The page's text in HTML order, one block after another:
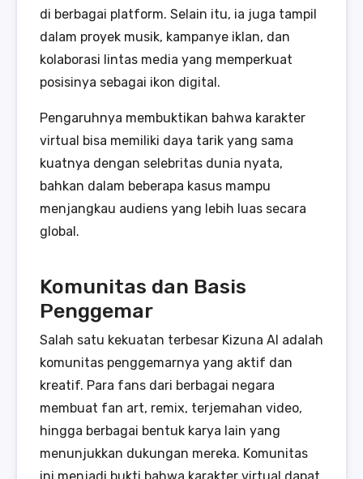
di berbagai platform. Selain itu, ia juga tampil
dalam proyek musik, kampanye iklan, dan
kolaborasi lintas media yang memperkuat
posisinya sebagai ikon digital.
Pengaruhnya membuktikan bahwa karakter
virtual bisa memiliki daya tarik yang sama
kuatnya dengan selebritas dunia nyata,
bahkan dalam beberapa kasus mampu
menjangkau audiens yang lebih luas secara
global.
Komunitas dan Basis
Penggemar
Salah satu kekuatan terbesar Kizuna AI adalah
komunitas penggemarnya yang aktif dan
kreatif. Para fans dari berbagai negara
membuat fan art, remix, terjemahan video,
hingga berbagai bentuk karya lain yang
menunjukkan dukungan mereka. Komunitas
ini menjadi bukti bahwa karakter virtual dapat